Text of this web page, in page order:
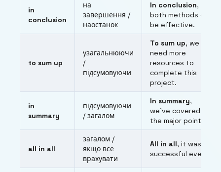
in
conclusion
на
завершення /
наостанок
In conclusion,
both methods can
be effective.
to sum up
узагальнюючи
/
підсумовуючи
To sum up, we
need more
resources to
complete this
project.
in
summary
підсумовуючи
/ загалом
In summary,
we’ve covered all
the major points.
all in all
загалом /
якщо все
врахувати
All in all, it was a
successful event.